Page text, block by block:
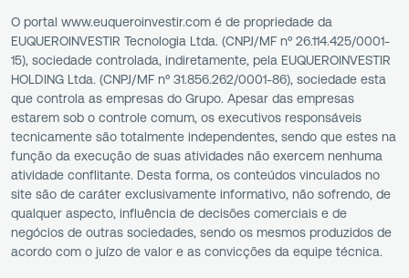
O portal www.euqueroinvestir.com é de propriedade da
EUQUEROINVESTIR Tecnologia Ltda. (CNPJ/MF nº 26.114.425/0001-
15), sociedade controlada, indiretamente, pela EUQUEROINVESTIR
HOLDING Ltda. (CNPJ/MF nº 31.856.262/0001-86), sociedade esta
que controla as empresas do Grupo. Apesar das empresas
estarem sob o controle comum, os executivos responsáveis
tecnicamente são totalmente independentes, sendo que estes na
função da execução de suas atividades não exercem nenhuma
atividade conflitante. Desta forma, os conteúdos vinculados no
site são de caráter exclusivamente informativo, não sofrendo, de
qualquer aspecto, influência de decisões comerciais e de
negócios de outras sociedades, sendo os mesmos produzidos de
acordo com o juízo de valor e as convicções da equipe técnica.